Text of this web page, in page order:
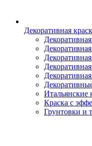
Декоративная
Итальянские
Краска с
Грунтовки и